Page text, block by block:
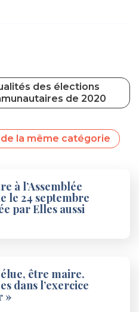
des élections
de 2020
la même catégorie
à l’Assemblée
le 24 septembre
par Elles aussi
être maire.
dans l’exercice
»